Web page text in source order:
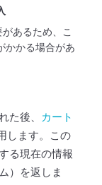
あるため、こ
かかる場合があ
た後、
カート
します。この
る現在の情報
）を返しま